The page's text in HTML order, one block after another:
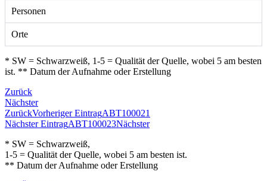
Personen
Orte
* SW = Schwarzweiß, 1-5 = Qualität der Quelle, wobei 5 am besten
ist. ** Datum der Aufnahme oder Erstellung
Zurück
Nächster
ZurückVorheriger EintragABT100021
Nächster EintragABT100023Nächster
* SW = Schwarzweiß,
1-5 = Qualität der Quelle, wobei 5 am besten ist.
** Datum der Aufnahme oder Erstellung